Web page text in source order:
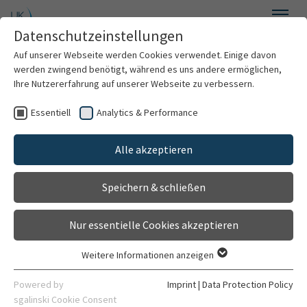
Skip to main content
Pediatric Oncology, Hematology, Immunology and
Pulmonology
About Us
Information for patients
Information for doctors
Treatment Range
Pädiatrische Onkologie, Hämatologie, Immunologie und
Pneumologie
© Philip Benjamin
Datenschutzeinstellungen
Auf unserer Webseite werden Cookies verwendet. Einige davon
werden zwingend benötigt, während es uns andere ermöglichen,
Ihre Nutzererfahrung auf unserer Webseite zu verbessern.
Essentiell Analytics & Performance
Alle akzeptieren
Speichern & schließen
Nur essentielle Cookies akzeptieren
Essentielle Cookies werden für grundlegende Funktionen der
Webseite benötigt. Dadurch ist gewährleistet, dass die
Weitere Informationen anzeigen
Powered by
sgalinski Cookie Consent
Imprint| Data Protection Policy